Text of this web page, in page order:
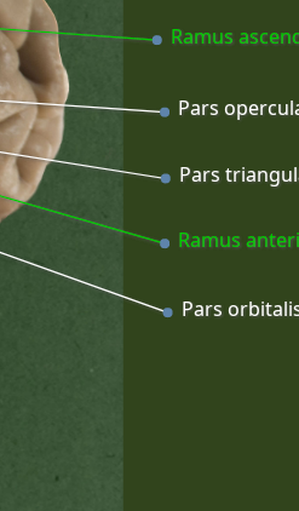
Ramus
Ramus
Pars
Pars
Pars